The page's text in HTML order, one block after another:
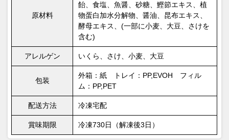
原材料
飴、食塩、魚醤、砂糖、鰹節エキス、植
物蛋白加水分解物、醤油、昆布エキス、
酵母エキス、(一部に小麦、大豆、さけを
含む)
アレルゲン いくら、さけ、小麦、大豆
包装
外箱：紙 トレイ：PP,EVOH フィル
ム：PP,PET
配送方法 冷凍宅配
賞味期限 冷凍730日（解凍後3日）